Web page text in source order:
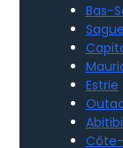
Bas-
Estrie